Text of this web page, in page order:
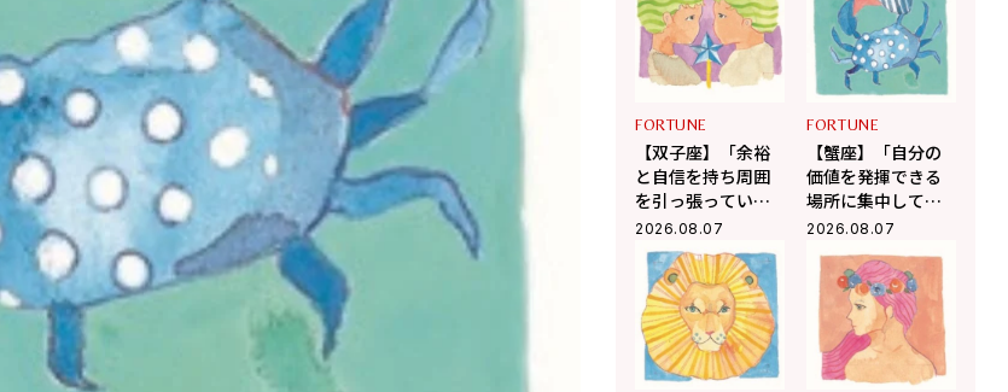
FORTUNE
【双子座】「余裕
と自信を持ち周囲
を引っ張ってい
く」杉浦エイトの
幸運を呼ぶ12星座
占い（8/7～9/6）
2026.08.07
FORTUNE
【蟹座】「自分の
価値を発揮できる
場所に集中して」
杉浦エイトの幸運
を呼ぶ12星座占い
（7/7～8/6）
2026.08.07